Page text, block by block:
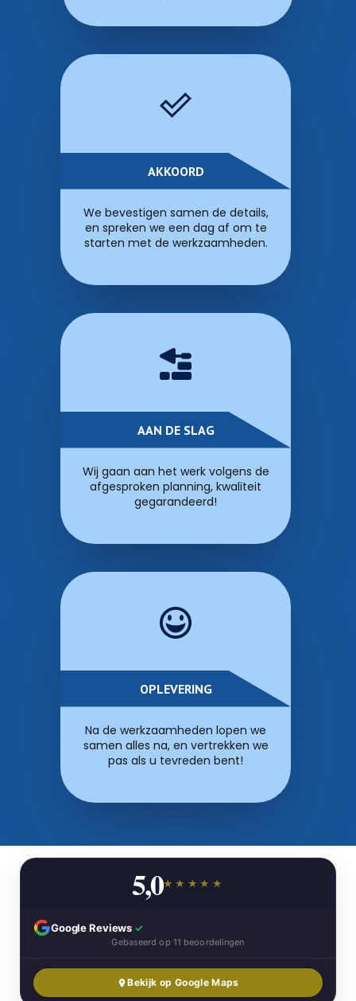
AKKOORD
We bevestigen samen de details,
en spreken we een dag af om te
starten met de werkzaamheden.
AAN DE SLAG
Wij gaan aan het werk volgens de
afgesproken planning, kwaliteit
gegarandeerd!
OPLEVERING
Na de werkzaamheden lopen we
samen alles na, en vertrekken we
pas als u tevreden bent!
5,0★★★★★
Google Reviews ✓
Gebaseerd op 11 beoordelingen
Bekijk op Google Maps